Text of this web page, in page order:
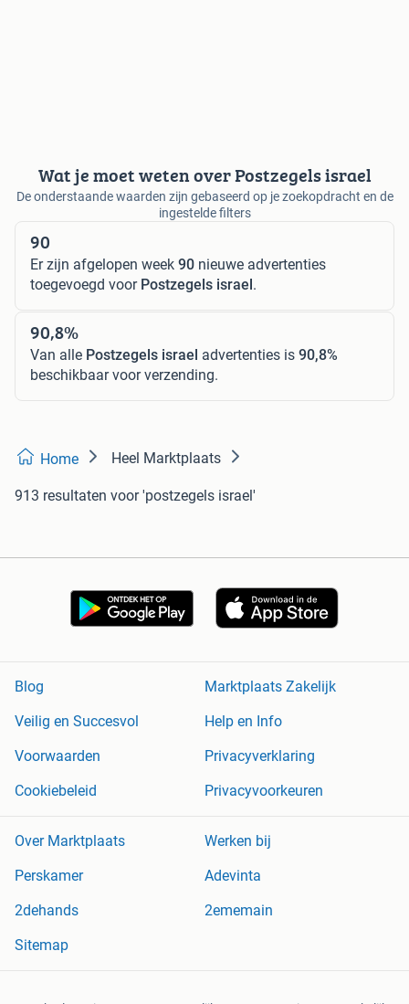
Wat je moet weten over Postzegels israel
De onderstaande waarden zijn gebaseerd op je zoekopdracht en de
ingestelde filters
90
Er zijn afgelopen week 90 nieuwe advertenties
toegevoegd voor Postzegels israel.
90,8%
Van alle Postzegels israel advertenties is 90,8%
beschikbaar voor verzending.
Home Heel Marktplaats
913 resultaten voor 'postzegels israel'
Blog
Marktplaats Zakelijk
Veilig en Succesvol
Help en Info
Voorwaarden
Privacyverklaring
Cookiebeleid
Privacyvoorkeuren
Over Marktplaats
Werken bij
Perskamer
Adevinta
2dehands
2ememain
Sitemap